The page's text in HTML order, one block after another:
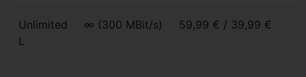
Unlimited
L
∞ (300 MBit/s) 59,99 € / 39,99 €